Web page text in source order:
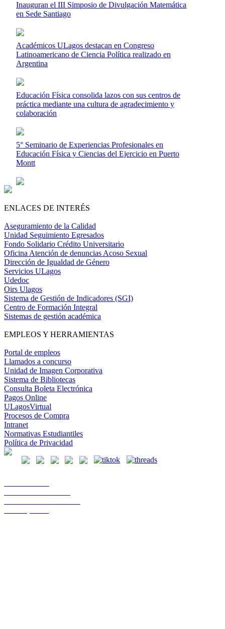
Inauguran el III Simposio de Divulgación Matemática
en Sede Santiago
Académicos ULagos destacan en Congreso
Latinoamericano de Ciencia Política realizado en
Argentina
Educación Física consolida lazos con sus centros de
práctica mediante una cultura de agradecimiento y
colaboración
5° Seminario de Experiencias Profesionales en
Educación Física y Ciencias del Ejercicio en Puerto
Montt
ENLACES DE INTERÉS
Aseguramiento de la Calidad
Unidad Seguimiento Egresados
Fondo Solidario Crédito Universitario
Oficina Atención de denuncias Acoso Sexual
Dirección de Igualdad de Género
Servicios ULagos
Udedoc
Oirs Ulagos
Sistema de Gestión de Indicadores (SGI)
Centro de Formación Integral
Sistemas de gestión académica
EMPLEOS Y HERRAMIENTAS
Portal de empleos
Llamados a concurso
Unidad de Imagen Corporativa
Sistema de Bibliotecas
Consulta Boleta Electrónica
Pagos Online
ULagosVirtual
Procesos de Compra
Intranet
Normativas Estudiantiles
Política de Privacidad